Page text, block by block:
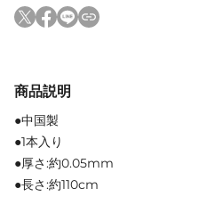
商品説明
●中国製
●1本入り
●厚さ:約0.05mm
●長さ:約110cm